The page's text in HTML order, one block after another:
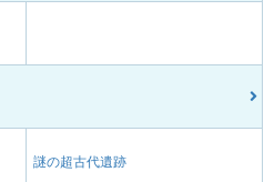
謎の超古代遺跡